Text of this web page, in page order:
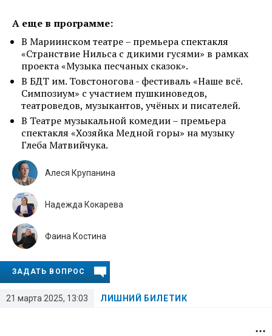
А еще в программе:
В Мариинском театре – премьера спектакля
«Странствие Нильса с дикими гусями» в рамках
проекта «Музыка песчаных сказок».
В БДТ им. Товстоногова - фестиваль «Наше всё.
Симпозиум» с участием пушкиноведов,
театроведов, музыкантов, учёных и писателей.
В Театре музыкальной комедии – премьера
спектакля «Хозяйка Медной горы» на музыку
Глеба Матвийчука.
21 марта 2025, 13:03 ЛИШНИЙ БИЛЕТИК
Алеся Крупанина
Надежда Кокарева
Фаина Костина
ЗАДАТЬ ВОПРОС